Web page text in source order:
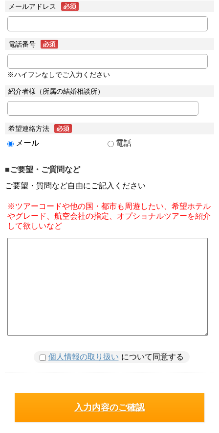
メールアドレス
電話番号
※ハイフンなしでご入力ください
紹介者様（所属の結婚相談所）
希望連絡方法
メール 電話
■ご要望・ご質問など
ご要望・質問など自由にご記入ください
※ツアーコードや他の国・都市も周遊したい、希望ホテル
やグレード、航空会社の指定、オプショナルツアーを紹介
して欲しいなど
個人情報の取り扱い について同意する